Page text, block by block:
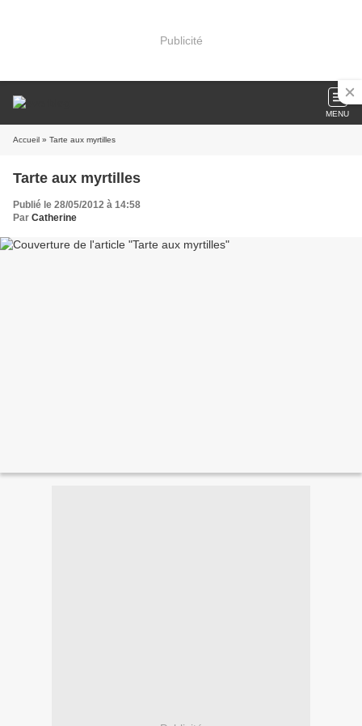
Publicité
MENU
Accueil » Tarte aux myrtilles
Tarte aux myrtilles
Publié le 28/05/2012 à 14:58
Par Catherine